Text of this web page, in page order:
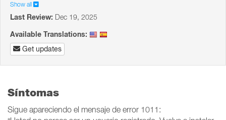
Show all
Last Review: Dec 19, 2025
Available Translations:
Get updates
Síntomas
Sigue apareciendo el mensaje de error 1011: